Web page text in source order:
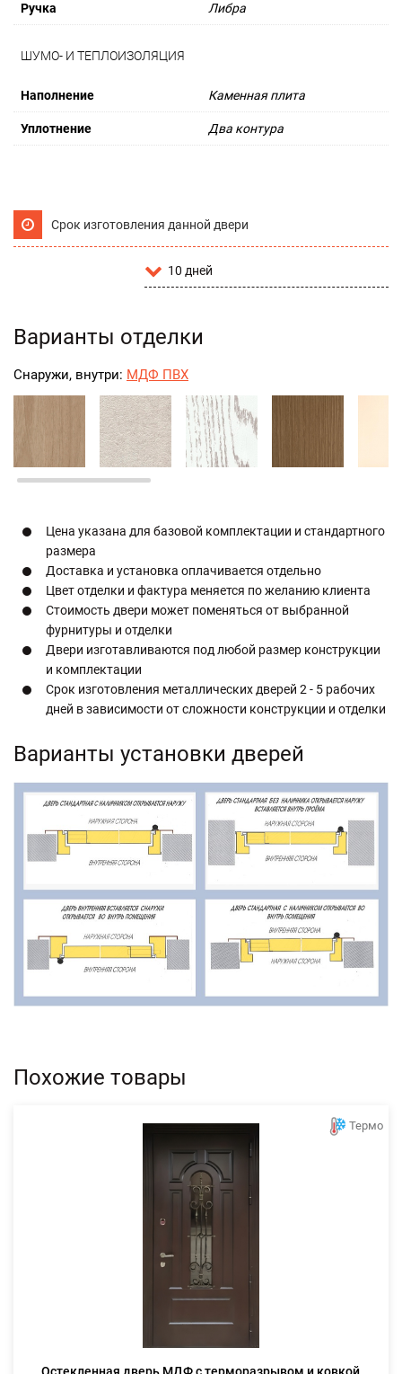
Ручка Либра
ШУМО- И ТЕПЛОИЗОЛЯЦИЯ
Наполнение Каменная плита
Уплотнение Два контура
Срок изготовления данной двери
10 дней
Варианты отделки
Снаружи, внутри: МДФ ПВХ
Цена указана для базовой комплектации и стандартного
размера
Доставка и установка оплачивается отдельно
Цвет отделки и фактура меняется по желанию клиента
Стоимость двери может поменяться от выбранной
фурнитуры и отделки
Двери изготавливаются под любой размер конструкции
и комплектации
Срок изготовления металлических дверей 2 - 5 рабочих
дней в зависимости от сложности конструкции и отделки
Варианты установки дверей
Похожие товары
Термо